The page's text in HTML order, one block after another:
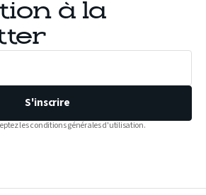
à la
S'inscrire
les conditions générales d'utilisation.